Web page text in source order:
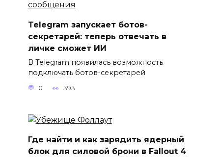
Telegram запускает ботов-
секретарей: теперь отвечать в
личке сможет ИИ
В Telegram появилась возможность
подключать ботов-секретарей
0 393
Где найти и как зарядить ядерный
блок для силовой брони в Fallout 4